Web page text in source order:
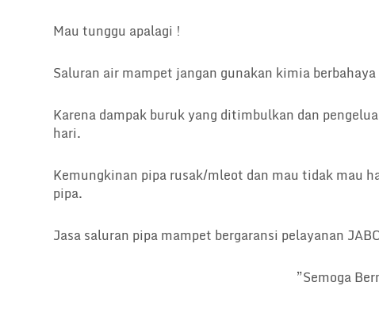
Mau tunggu apalagi !
Saluran air mampet jangan gunakan kimia
Karena dampak buruk yang ditimbulkan dan
hari.
Kemungkinan pipa rusak/mleot dan mau tidak mau
pipa.
Jasa saluran pipa mampet bergaransi pelayanan
”Semoga